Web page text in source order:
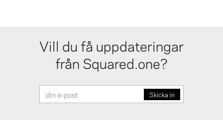
Vill du få uppdateringar
från Squared.one?